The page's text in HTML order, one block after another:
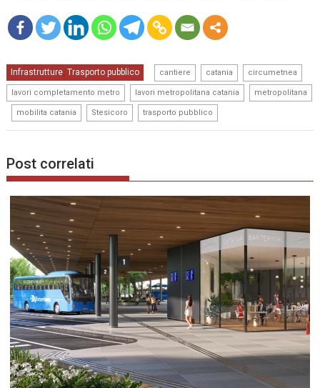
re
Infrastrutture,Trasporto pubblico cantiere catania circumetnea
lavori completamento metro lavori metropolitana catania metropolitana
mobilita catania Stesicoro trasporto pubblico
Post correlati